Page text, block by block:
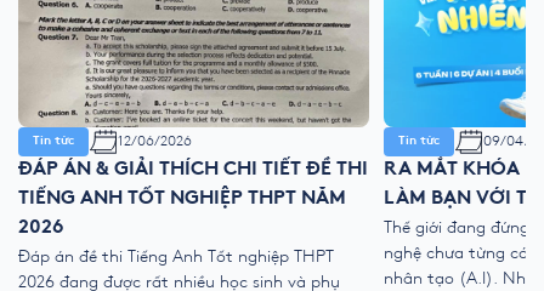
Tin tức 12/06/2026
ĐÁP ÁN & GIẢI THÍCH CHI TIẾT ĐỀ THI
TIẾNG ANH TỐT NGHIỆP THPT NĂM
2026
Đáp án đề thi Tiếng Anh Tốt nghiệp THPT
2026 đang được rất nhiều học sinh và phụ
Tin tức 09/04/
RA MẮT KHÓA
LÀM BẠN VỚI
Thế giới đang đứng
nghệ chưa từng có
nhân tạo (A.I).